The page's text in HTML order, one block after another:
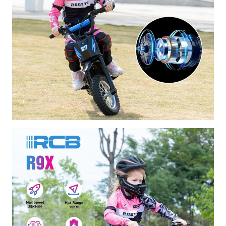
brucianti e una velocità massima di 25 km/h (in base
alla modalità selezionata).
Tre modalità di velocità:Per adattare l'esperienza di
guida all'età e all'abilità del bambino.
Ruote da 12 pollici:Offrono una guida stabile e
confortevole su diversi terreni.
Batteria a lunga durata:Per ore di divertimento senza
interruzioni.
Freni a tamburo:Assicurano una frenata sicura ed
efficace.
Design robusto e resistente:Realizzata con materiali
di alta qualità per resistere alle avventure più
impegnative.
Perché scegliere l'RCB R9X?
Stimola l'immaginazione:Trasforma ogni giro in una
vera avventura.